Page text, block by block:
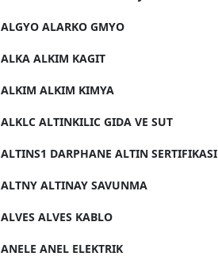
ALGYO ALARKO GMYO
ALKA ALKIM KAGIT
ALKIM ALKIM KIMYA
ALKLC ALTINKILIC GIDA VE SUT
ALTINS1 DARPHANE ALTIN SERTIFIKASI
ALTNY ALTINAY SAVUNMA
ALVES ALVES KABLO
ANELE ANEL ELEKTRIK